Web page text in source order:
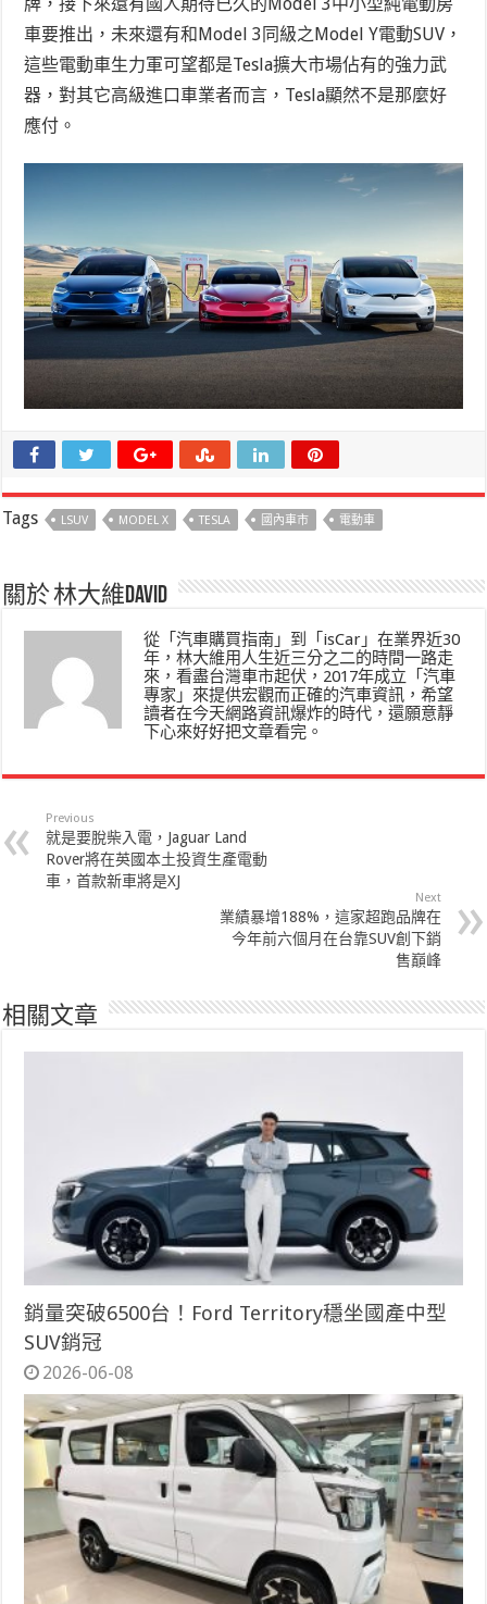
車要推出，未來還有和Model 3同級之Model Y電動SUV，
這些電動車生力軍可望都是Tesla擴大市場佔有的強力武
器，對其它高級進口車業者而言，Tesla顯然不是那麼好
應付。
Tags LSUV MODEL X TESLA 國內車市 電動車
關於 林大維David
從「汽車購買指南」到「isCar」在業界近30
年，林大維用人生近三分之二的時間一路走
來，看盡台灣車市起伏，2017年成立「汽車
專家」來提供宏觀而正確的汽車資訊，希望
讀者在今天網路資訊爆炸的時代，還願意靜
下心來好好把文章看完。
Previous
就是要脫柴入電，Jaguar Land
Rover將在英國本土投資生產電動
車，首款新車將是XJ
Next
業績暴增188%，這家超跑品牌在
今年前六個月在台靠SUV創下銷
售巔峰
相關文章
銷量突破6500台！Ford Territory穩坐國產中型
SUV銷冠
2026-06-08